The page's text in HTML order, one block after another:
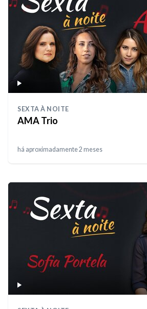
SEXTA À NOITE
AMA Trio
há aproximadamente 2 meses